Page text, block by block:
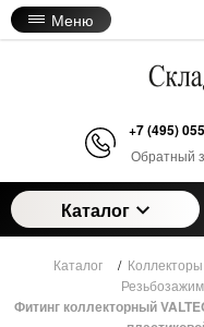
Меню
+7 (495)
Обратный
Каталог
Каталог /
Фитинг коллекторный